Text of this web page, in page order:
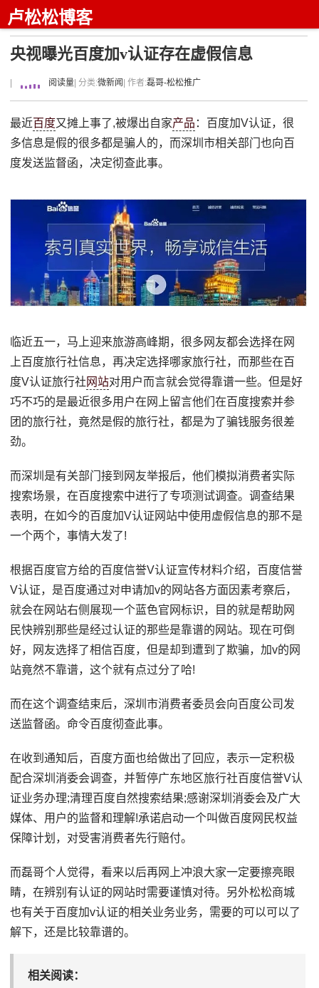
卢松松博客
央视曝光百度加v认证存在虚假信息
阅读量 | 分类:微新闻 | 作者:磊哥-松松推广
最近百度又摊上事了,被爆出自家产品 ：百度加V认证，很
多信息是假的很多都是骗人的，而深圳市相关部门也向百
度发送监督函，决定彻查此事。
临近五一，马上迎来旅游高峰期，很多网友都会选择在网
上百度旅行社信息，再决定选择哪家旅行社，而那些在百
度V认证旅行社 网站对用户而言就会觉得靠谱一些。但是好
巧不巧的是最近很多用户在网上留言他们在百度搜索并参
团的旅行社，竟然是假的旅行社，都是为了骗钱服务很差
劲。
而深圳是有关部门接到网友举报后，他们模拟消费者实际
搜索场景，在百度搜索中进行了专项测试调查。调查结果
表明，在如今的百度加V认证网站中使用虚假信息的那不是
一个两个，事情大发了!
根据百度官方给的百度信誉V认证宣传材料介绍，百度信誉
V认证，是百度通过对申请加v的网站各方面因素考察后，
就会在网站右侧展现一个蓝色官网标识，目的就是帮助网
民快辨别那些是经过认证的那些是靠谱的网站。现在可倒
好，网友选择了相信百度，但是却到遭到了欺骗，加v的网
站竟然不靠谱，这个就有点过分了哈!
而在这个调查结束后，深圳市消费者委员会向百度公司发
送监督函。命令百度彻查此事。
在收到通知后，百度方面也给做出了回应，表示一定积极
配合深圳消委会调查，并暂停广东地区旅行社百度信誉V认
证业务办理;清理百度自然搜索结果;感谢深圳消委会及广大
媒体、用户的监督和理解!承诺启动一个叫做百度网民权益
保障计划，对受害消费者先行赔付。
而磊哥个人觉得，看来以后再网上冲浪大家一定要擦亮眼
睛，在辨别有认证的网站时需要谨慎对待。另外松松商城
也有关于百度加v认证的相关业务业务，需要的可以可以了
解下，还是比较靠谱的。
相关阅读：